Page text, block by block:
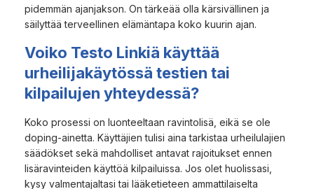
pidemmän ajanjakson. On tärkeää olla kärsivällinen ja
säilyttää terveellinen elämäntapa koko kuurin ajan.
Voiko Testo Linkiä käyttää
urheilijakäytössä testien tai
kilpailujen yhteydessä?
Koko prosessi on luonteeltaan ravintolisä, eikä se ole
doping-ainetta. Käyttäjien tulisi aina tarkistaa urheilulajien
säädökset sekä mahdolliset antavat rajoitukset ennen
lisäravinteiden käyttöä kilpailuissa. Jos olet huolissasi,
kysy valmentajaltasi tai lääketieteen ammattilaiselta